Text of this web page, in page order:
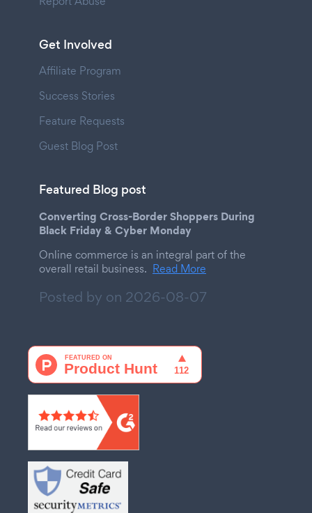
Get Involved
Affiliate Program
Success Stories
Feature Requests
Guest Blog Post
Featured Blog post
Converting Cross-Border Shoppers During
Black Friday & Cyber Monday
Online commerce is an integral part of the
overall retail business. Read More
Posted by on 2026-08-07